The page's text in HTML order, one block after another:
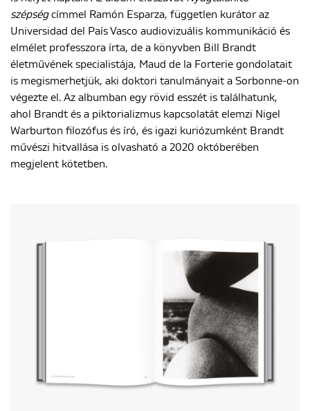
szépségcímmel Ramón Esparza, független kurátor az
Universidad del País Vasco audiovizuális kommunikáció és
elmélet professzora írta, de a könyvben Bill Brandt
életművének specialistája, Maud de la Forterie gondolatait
is megismerhetjük, aki doktori tanulmányait a Sorbonne-on
végezte el. Az albumban egy rövid esszét is találhatunk,
ahol Brandt és a piktorializmus kapcsolatát elemzi Nigel
Warburton filozófus és író, és igazi kuriózumként Brandt
művészi hitvallása is olvasható a 2020 októberében
megjelent kötetben.